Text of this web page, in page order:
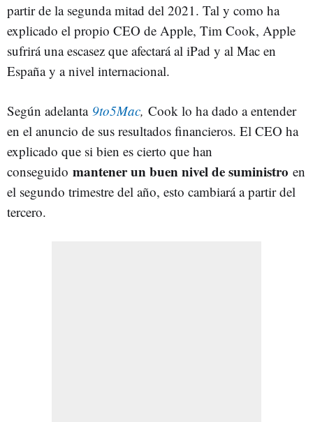
partir de la segunda mitad del 2021. Tal y como ha
explicado el propio CEO de Apple, Tim Cook, Apple
sufrirá una escasez que afectará al iPad y al Mac en
España y a nivel internacional.
Según adelanta 9to5Mac, Cook lo ha dado a entender
en el anuncio de sus resultados financieros. El CEO ha
explicado que si bien es cierto que han
conseguido mantener un buen nivel de suministro en
el segundo trimestre del año, esto cambiará a partir del
tercero.